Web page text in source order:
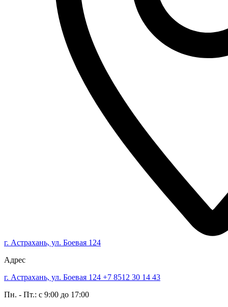
г. Астрахань, ул. Боевая 124
Адрес
г. Астрахань, ул. Боевая 124 +7 8512 30 14 43
Пн. - Пт.: с 9:00 до 17:00